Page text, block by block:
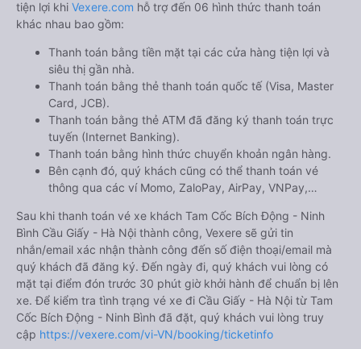
tiện lợi khi Vexere.com hỗ trợ đến 06 hình thức thanh toán
khác nhau bao gồm:
Thanh toán bằng tiền mặt tại các cửa hàng tiện lợi và
siêu thị gần nhà.
Thanh toán bằng thẻ thanh toán quốc tế (Visa, Master
Card, JCB).
Thanh toán bằng thẻ ATM đã đăng ký thanh toán trực
tuyến (Internet Banking).
Thanh toán bằng hình thức chuyển khoản ngân hàng.
Bên cạnh đó, quý khách cũng có thể thanh toán vé
thông qua các ví Momo, ZaloPay, AirPay, VNPay,…
Sau khi thanh toán vé xe khách Tam Cốc Bích Động - Ninh
Bình Cầu Giấy - Hà Nội thành công, Vexere sẽ gửi tin
nhắn/email xác nhận thành công đến số điện thoại/email mà
quý khách đã đăng ký. Đến ngày đi, quý khách vui lòng có
mặt tại điểm đón trước 30 phút giờ khởi hành để chuẩn bị lên
xe. Để kiểm tra tình trạng vé xe đi Cầu Giấy - Hà Nội từ Tam
Cốc Bích Động - Ninh Bình đã đặt, quý khách vui lòng truy
cập https://vexere.com/vi-VN/booking/ticketinfo